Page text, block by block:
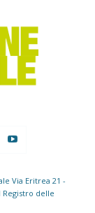
Via Eritrea 21 -
Registro delle